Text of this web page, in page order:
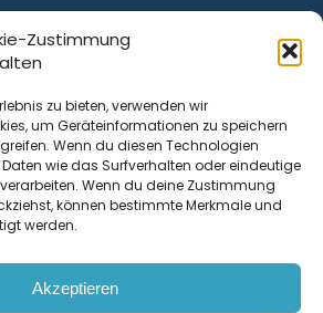
Zustimmung
zu bieten, verwenden wir
um Geräteinformationen zu speichern
Wenn du diesen Technologien
wie das Surfverhalten oder eindeutige
Wenn du deine Zustimmung
können bestimmte Merkmale und
werden.
Akzeptieren
ist ein Service von
Real GmbH
Tischlerstraße 12
Traun| Österreich
Kontakt